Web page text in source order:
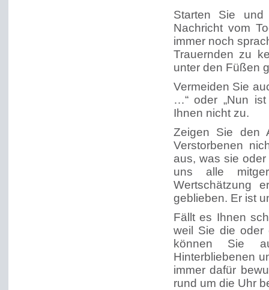
Starten Sie
Nachricht vom
immer noch
Trauernden zu
unter den Füßen
Vermeiden Sie
…“ oder „Nun
Ihnen nicht zu.
Zeigen Sie den
Verstorbenen
aus, was sie
uns alle
Wertschätzung
geblieben. Er ist
Fällt es Ihnen
weil Sie die oder
können Sie
Hinterbliebenen
immer dafür
rund um die Uhr